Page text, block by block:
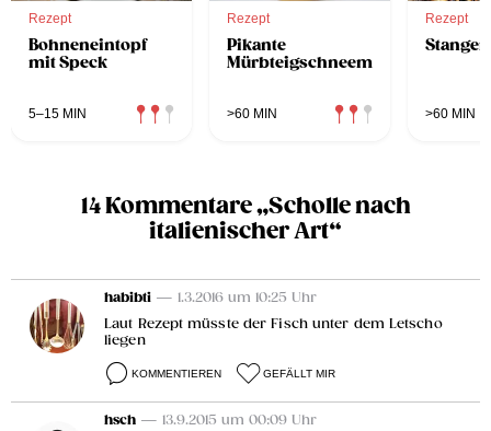
Rezept
Bohneneintopf
mit Speck
5–15 MIN
Rezept
Pikante
Mürbteigschneemänner
>60 MIN
Rezept
>60 MIN
14 Kommentare „Scholle nach
italienischer Art“
habibti — 1.3.2016 um 10:25 Uhr
Laut Rezept müsste der Fisch unter dem Letscho
liegen
KOMMENTIEREN GEFÄLLT MIR
hsch — 13.9.2015 um 00:09 Uhr